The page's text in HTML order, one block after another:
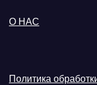
О НАС
Политика